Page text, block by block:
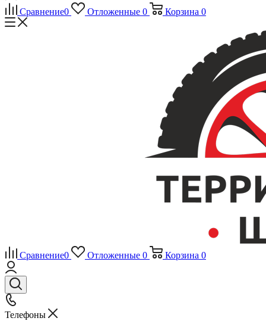
Сравнение0 Отложенные 0 Корзина 0
Сравнение0 Отложенные 0 Корзина 0
Телефоны